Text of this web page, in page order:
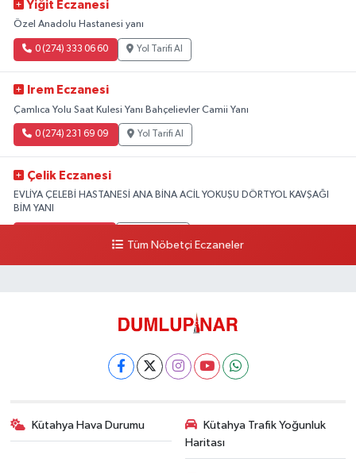
Yiğit Eczanesi
Özel Anadolu Hastanesi yanı
0 (274) 333 06 60 Yol Tarifi Al
Irem Eczanesi
Çamlıca Yolu Saat Kulesi Yanı Bahçelievler Camii Yanı
0 (274) 231 69 09 Yol Tarifi Al
Çelik Eczanesi
EVLİYA ÇELEBİ HASTANESİ ANA BİNA ACİL YOKUŞU DÖRTYOL KAVŞAĞI
BİM YANI
Tüm Nöbetçi Eczaneler
Kütahya Hava Durumu
Kütahya Trafik Yoğunluk
Haritası